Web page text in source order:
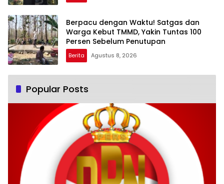
Berpacu dengan Waktu! Satgas dan
Warga Kebut TMMD, Yakin Tuntas 100
Persen Sebelum Penutupan
Berita Agustus 8, 2026
Popular Posts